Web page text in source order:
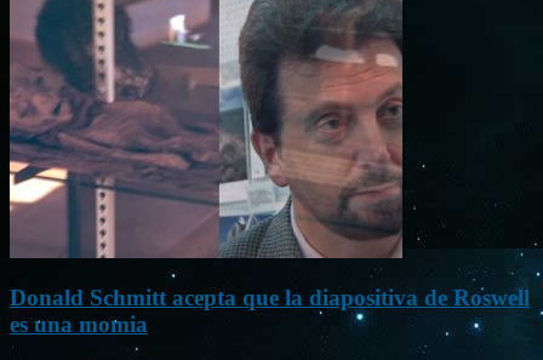
Donald Schmitt acepta que la diapositiva de Roswell
es una momia